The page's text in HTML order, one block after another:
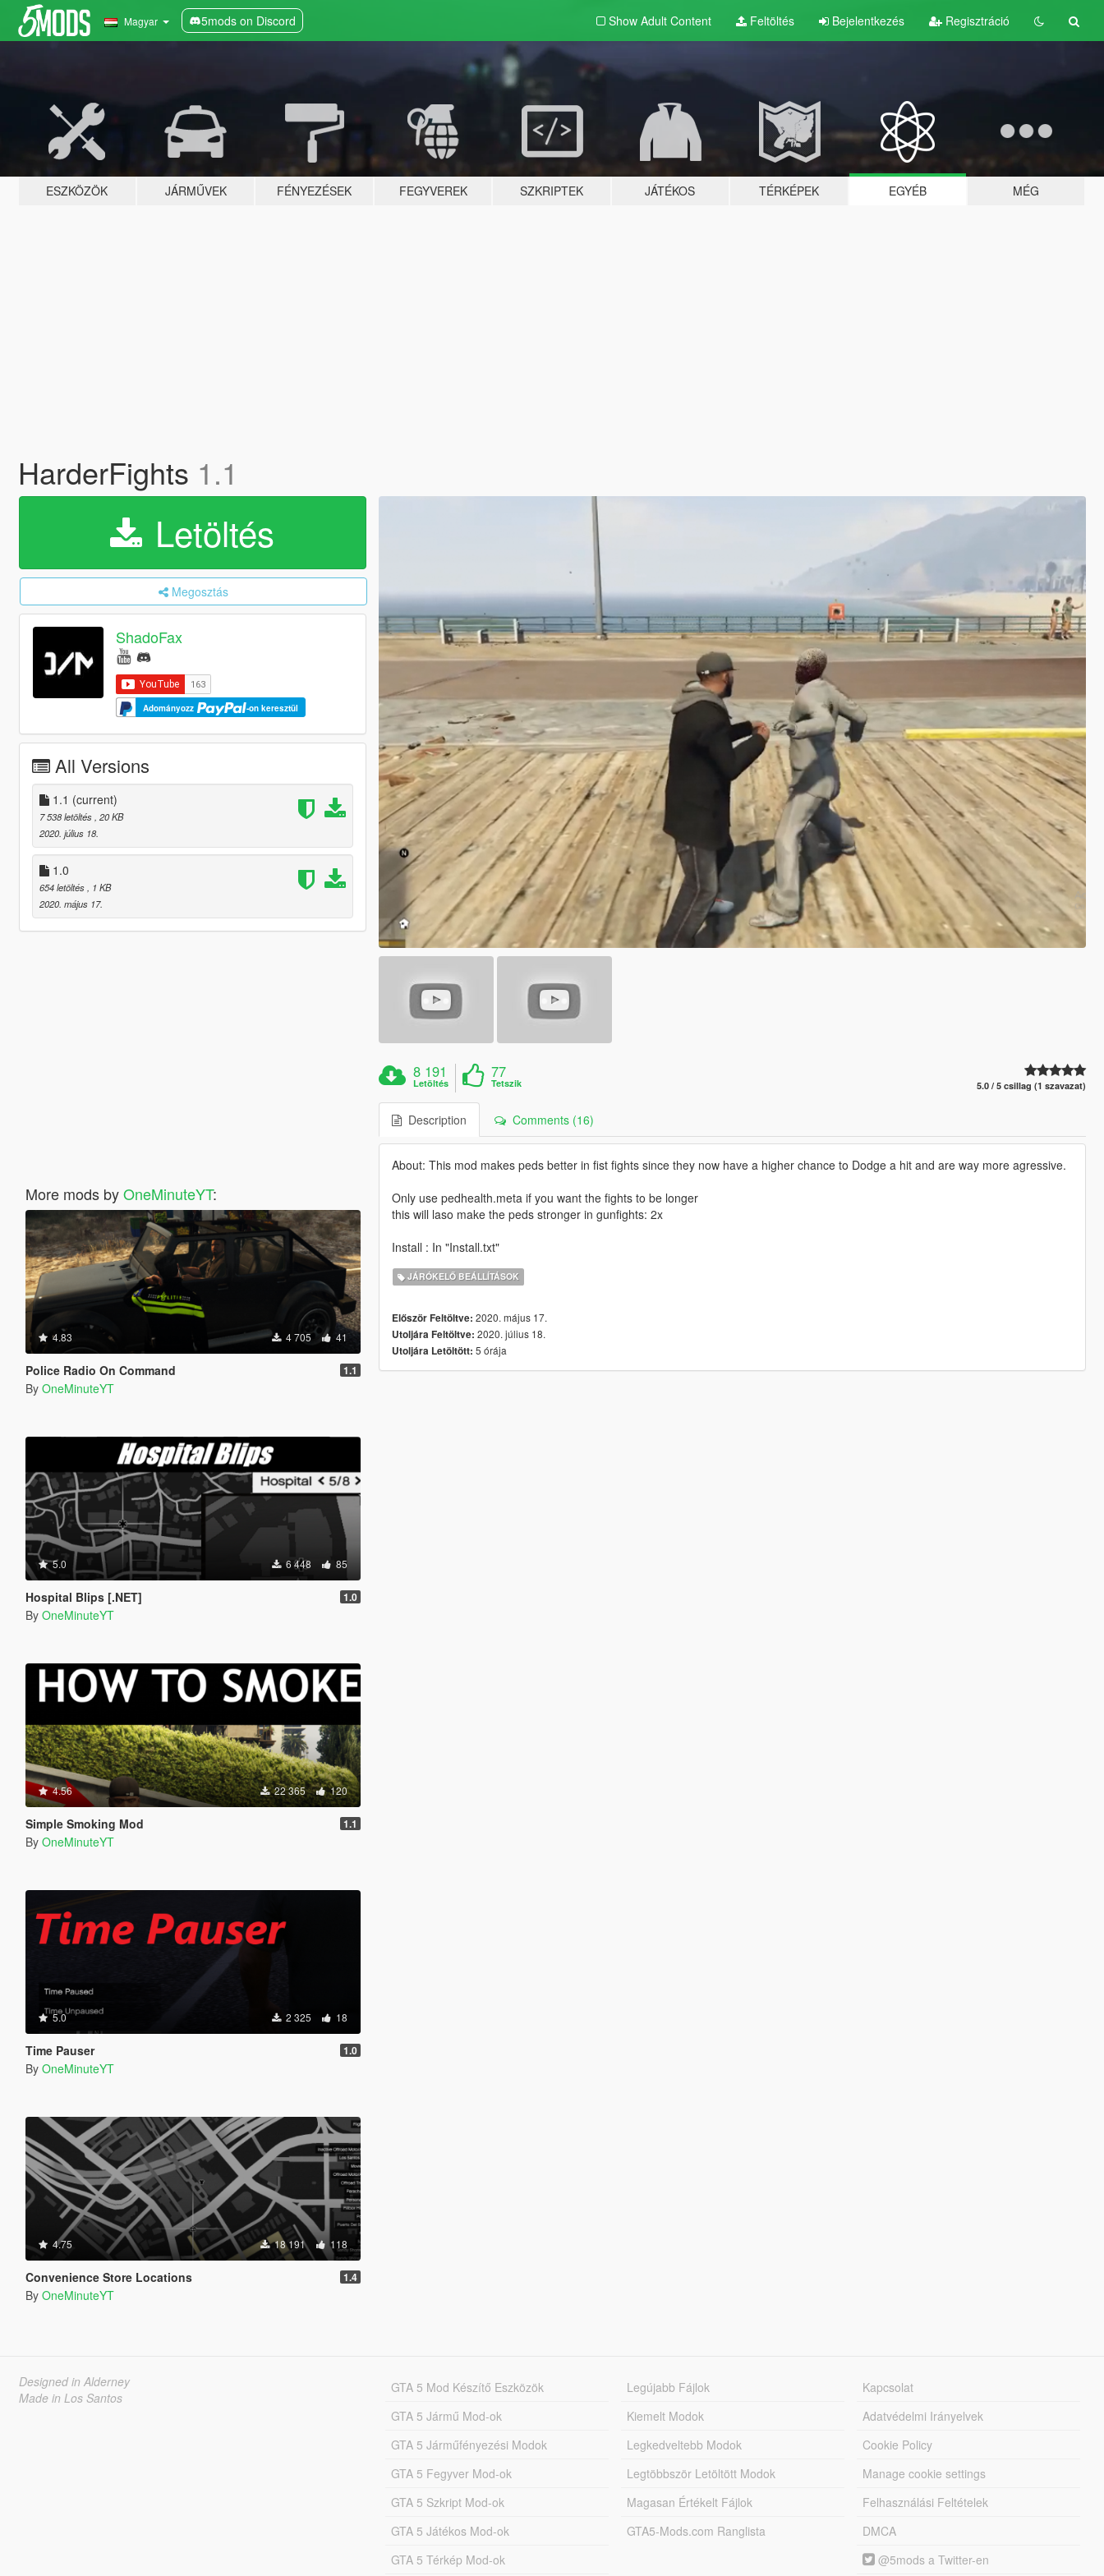
Magyar 5mods on Discord Show Adult Content Feltöltés Bejelentkezés Regisztráció
ESZKÖZÖK JÁRMŰVEK FÉNYEZÉSEK FEGYVEREK SZKRIPTEK JÁTÉKOS TÉRKÉPEK EGYÉB MÉG
HarderFights 1.1
Letöltés
Megosztás
ShadoFax
Adományozz -on keresztül
All Versions
1.1 (current)
7 538 letöltés , 20 KB
2020. július 18.
1.0
654 letöltés
, 1 KB
2020. május 17.
More mods byOneMinuteYT:
4.83 4 705 41
Police Radio On Command 1.1
By OneMinuteYT
5.0 6 448 85
Hospital Blips [.NET] 1.0
By OneMinuteYT
4.56 22 365 120
Simple Smoking Mod 1.1
By OneMinuteYT
5.0 2 325 18
Time Pauser 1.0
By OneMinuteYT
4.75 18 191 118
Convenience Store Locations 1.4
By OneMinuteYT
8 191
Letöltés
77
Tetszik 5.0 / 5 csillag (1 szavazat)
Description Comments (16)
About: This mod makes peds better in fist fights since they now have a higher chance to Dodge a hit and are way more agressive.
Only use pedhealth.meta if you want the fights to be longer
this will laso make the peds stronger in gunfights: 2x
Install : In "Install.txt"
JÁRÓKELŐ BEÁLLÍTÁSOK
Először Feltöltve: 2020. május 17.
Utoljára Feltöltve: 2020. július 18.
Utoljára Letöltött: 5 órája
Designed in Alderney
Made in Los Santos
GTA 5 Mod Készítő Eszközök
GTA 5 Jármű Mod-ok
GTA 5 Járműfényezési Modok
GTA 5 Fegyver Mod-ok
GTA 5 Szkript Mod-ok
GTA 5 Játékos Mod-ok
GTA 5 Térkép Mod-ok
Legújabb Fájlok
Kiemelt Modok
Legkedveltebb Modok
Legtöbbször Letöltött Modok
Magasan Értékelt Fájlok
GTA5-Mods.com Ranglista
Kapcsolat
Adatvédelmi Irányelvek
Cookie Policy
Manage cookie settings
Felhasználási Feltételek
DMCA
@5mods a Twitter-en